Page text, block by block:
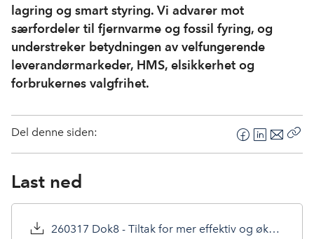
lagring og smart styring. Vi advarer mot
særfordeler til fjernvarme og fossil fyring, og
understreker betydningen av velfungerende
leverandørmarkeder, HMS, elsikkerhet og
forbrukernes valgfrihet.
Del denne siden:
F
a
b
o
L
i
e
d
E
-
s
Last ned
260317 Dok8 - Tiltak for mer effektiv og økonomisk utnyttelse av strømnettet.pdf